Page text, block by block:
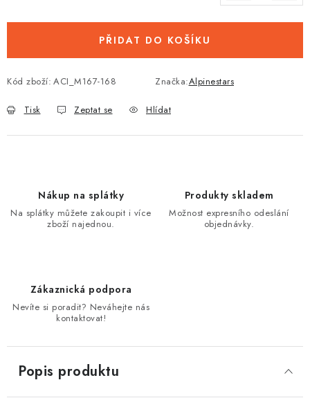
PŘIDAT DO KOŠÍKU
Kód zboží: ACI_M167-168 Značka:Alpinestars
Tisk Zeptat se Hlídat
Nákup na splátky
Na splátky můžete zakoupit i více
zboží najednou.
Produkty skladem
Možnost expresního odeslání
objednávky.
Zákaznická podpora
Nevíte si poradit? Neváhejte nás
kontaktovat!
Popis produktu